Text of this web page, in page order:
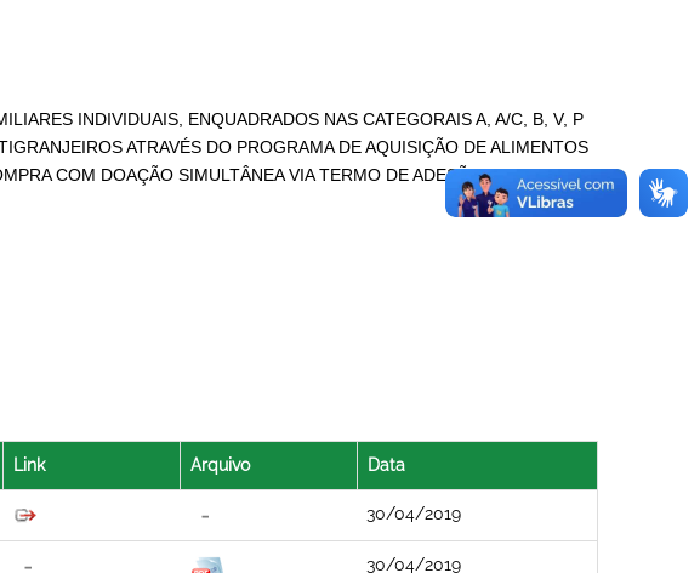
INDIVIDUAIS, ENQUADRADOS NAS CATEGORAIS A, A/C, B, V, P
ATRAVÉS DO PROGRAMA DE AQUISIÇÃO DE ALIMENTOS
COM DOAÇÃO SIMULTÂNEA VIA TERMO DE ADESÃO.
Link Arquivo Data
30/04/2019
30/04/2019